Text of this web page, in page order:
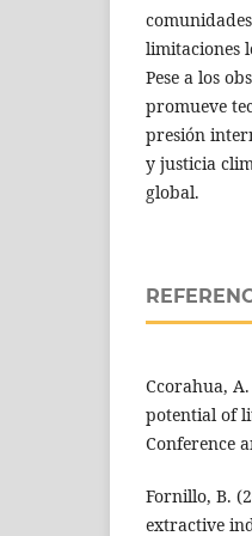
limitaciones
Pese a los
promueve
presión
y justicia
global.
Ccorahua, A.
potential of
Conference
Fornillo, B.
extractive